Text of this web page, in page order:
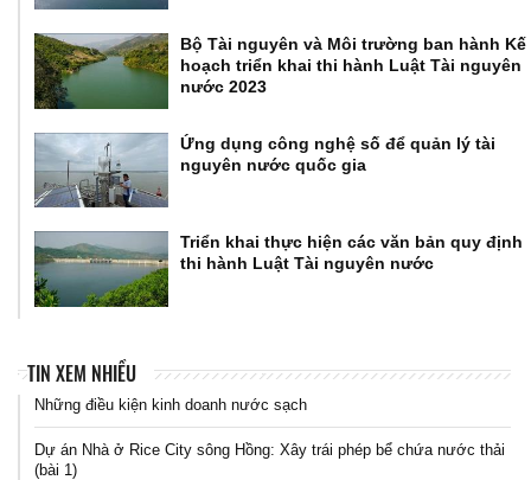
Bộ Tài nguyên và Môi trường ban hành Kế
hoạch triển khai thi hành Luật Tài nguyên
nước 2023
Ứng dụng công nghệ số để quản lý tài
nguyên nước quốc gia
Triển khai thực hiện các văn bản quy định
thi hành Luật Tài nguyên nước
TIN XEM NHIỀU
Những điều kiện kinh doanh nước sạch
Dự án Nhà ở Rice City sông Hồng: Xây trái phép bể chứa nước thải
(bài 1)